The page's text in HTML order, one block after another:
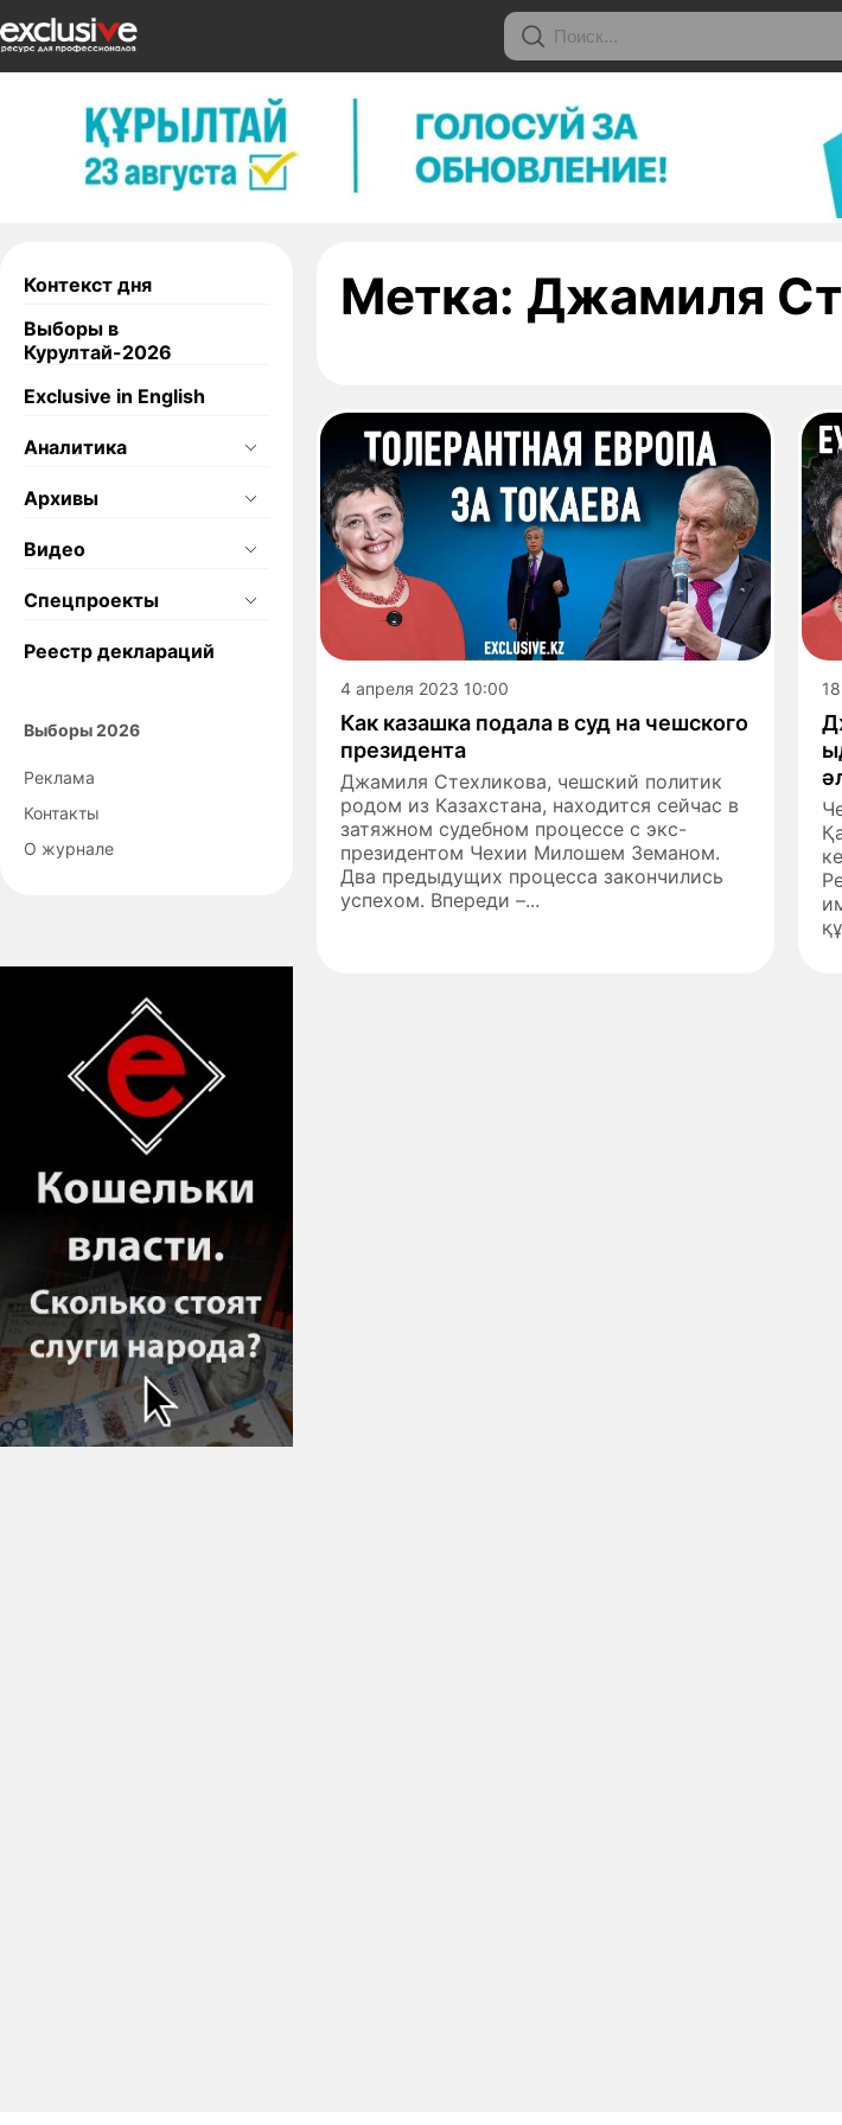
Контекст дня
Выборы в
Курултай-2026
Exclusive in English
Аналитика
Архивы
Видео
Спецпроекты
Реестр деклараций
Выборы 2026
Реклама
Контакты
О журнале
Метка: Джамиля
4 апреля 2023 10:00
Как казашка подала в суд на чешского
президента
Джамиля Стехликова, чешский политик
родом из Казахстана, находится сейчас в
затяжном судебном процессе с экс-
президентом Чехии Милошем Земаном.
Два предыдущих процесса закончились
успехом. Впереди –...